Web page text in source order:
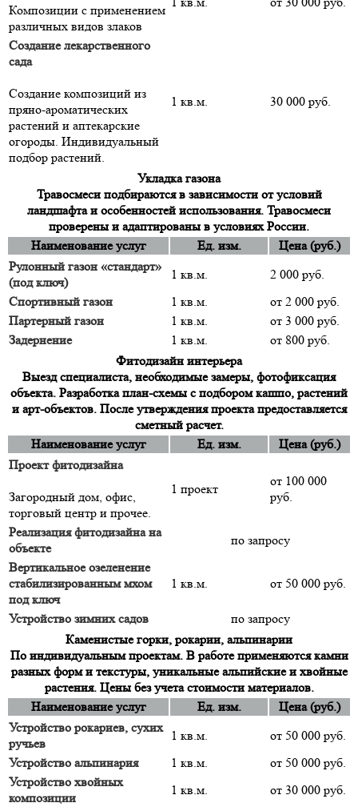
Композиции с применением
различных видов злаков
Создание лекарственного
сада
Создание композиций из
пряно-ароматических
растений и аптекарские
огороды. Индивидуальный
подбор растений.
1 кв.м. 30 000 руб.
Укладка газона
Травосмеси подбираются в зависимости от условий
ландшафта и особенностей использования. Травосмеси
проверены и адаптированы в условиях России.
Наименование услуг
Ед. изм.
Цена (руб.)
Рулонный газон «стандарт»
(под ключ)
1 кв.м.
2 000 руб.
Спортивный газон
1 кв.м.
от 2 000 руб.
Партерный газон
1 кв.м.
от 3 000 руб.
Задернение
1 кв.м.
от 800 руб.
Фитодизайн интерьера
Выезд специалиста, необходимые замеры, фотофиксация
объекта. Разработка план-схемы с подбором кашпо, растений
и арт-объектов. После утверждения проекта предоставляется
сметный расчет.
Наименование услуг
Ед. изм.
Цена (руб.)
Проект фитодизайна
Загородный дом, офис,
торговый центр и прочее.
1 проект
от 100 000
руб.
Реализация фитодизайна на
объекте
по запросу
Вертикальное озеленение
стабилизированным мхом
под ключ
1 кв.м. от 50 000 руб.
Устройство зимних садов
по запросу
Каменистые горки, рокарии, альпинарии
По индивидуальным проектам. В работе применяются камни
разных форм и текстуры, уникальные альпийские и хвойные
растения. Цены без учета стоимости материалов.
Наименование услуг
Ед. изм.
Цена (руб.)
Устройство рокариев, сухих
ручьев
1 кв.м.
от 50 000 руб.
Устройство альпинария
1 кв.м.
от 50 000 руб.
Устройство хвойных
композиции
1 кв.м.
от 30 000 руб.